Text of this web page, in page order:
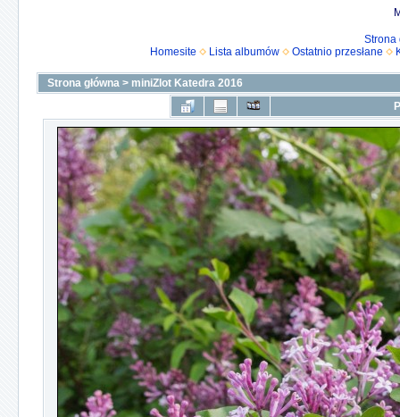
Strona
Homesite
Lista albumów Ostatnio przesłane
Strona główna > miniZlot Katedra 2016